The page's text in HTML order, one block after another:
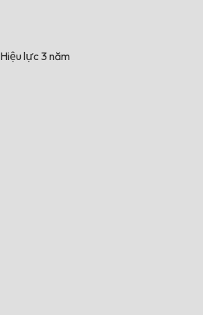
Hiệu lực 3 năm